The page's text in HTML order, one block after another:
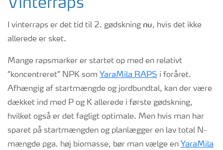
Vinterraps
I vinterraps er det tid til 2. gødskning nu, hvis det ikke
allerede er sket.
Mange rapsmarker er startet op med en relativt
”koncentreret” NPK som YaraMila RAPS i foråret.
Afhængig af startmængde og jordbundtal, kan der være
dækket ind med P og K allerede i første gødskning,
hvilket også er det fagligt optimale. Men hvis man har
sparet på startmængden og planlægger en lav total N-
mængde pga. høj biomasse, bør man vælge en YaraMila